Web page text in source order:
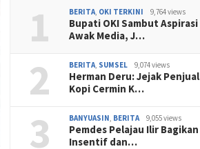
1 BERITA, OKI TERKINI 9,764 views
Bupati OKI Sambut Aspirasi
Awak Media, J…
2 BERITA, SUMSEL 9,074 views
Herman Deru: Jejak Penjual
Kopi Cermin K…
3 BANYUASIN, BERITA 9,055 views
Pemdes Pelajau Ilir Bagikan
Insentif dan…